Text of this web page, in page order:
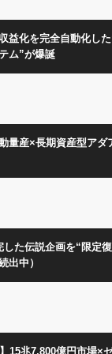
化を完全自動化した
ム”が爆誕
量産×長期資産型アダ
した伝説企画を“限定
出中）
15兆7,800億円市場×